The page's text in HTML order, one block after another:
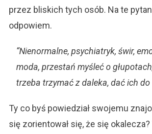
przez bliskich tych osób. Na te
odpowiem.
“Nienormalne, psychiatryk, świr,
moda, przestań myśleć o
trzeba trzymać z daleka, dać ich do
Ty co byś powiedział swojemu
się zorientował się, że się okalecza?